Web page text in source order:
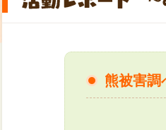
熊被害調